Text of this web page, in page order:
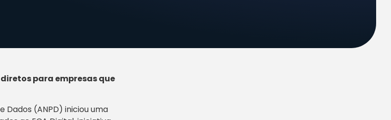
para empresas que
Dados (ANPD) iniciou uma